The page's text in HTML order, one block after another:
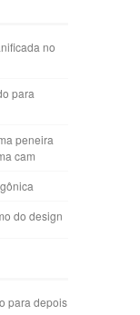
no
para
peneira
cam
do design
para depois